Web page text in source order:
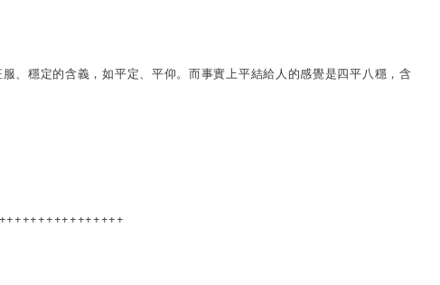
、穩定的含義，如平定、平仰。而事實上平結給人的感覺是四平八穩，含